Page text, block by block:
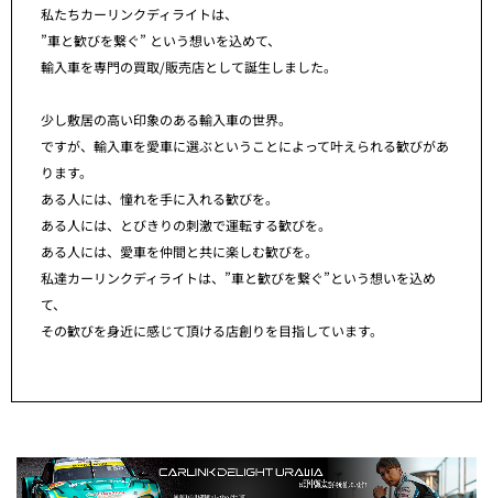
私たちカーリンクディライトは、
”車と歓びを繋ぐ” という想いを込めて、
輸入車を専門の買取/販売店として誕生しました。
少し敷居の高い印象のある輸入車の世界。
ですが、輸入車を愛車に選ぶということによって叶えられる歓びがあ
ります。
ある人には、憧れを手に入れる歓びを。
ある人には、とびきりの刺激で運転する歓びを。
ある人には、愛車を仲間と共に楽しむ歓びを。
私達カーリンクディライトは、”車と歓びを繋ぐ”という想いを込め
て、
その歓びを身近に感じて頂ける店創りを目指しています。